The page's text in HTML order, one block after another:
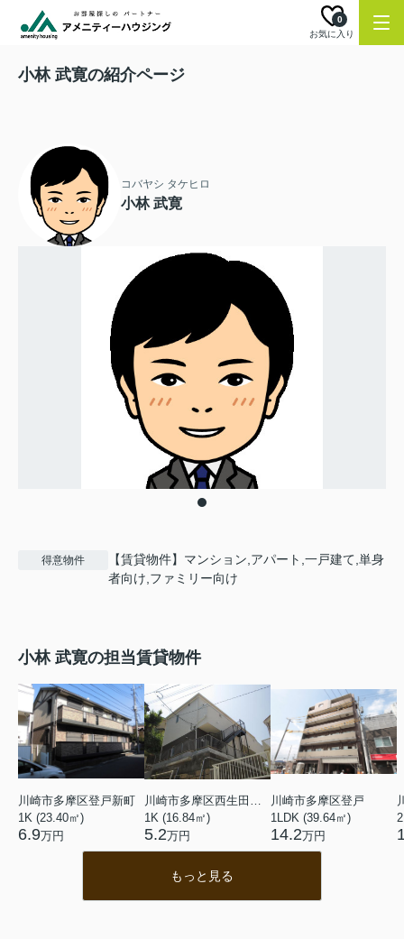
お気に入り
0
小林 武寛の紹介ページ
コバヤシ タケヒロ
小林 武寛
得意物件
【賃貸物件】マンション,アパート,一戸建て,単身
者向け,ファミリー向け
小林 武寛の担当賃貸物件
川崎市多摩区登戸新町
1K (23.40㎡)
6.9万円
1K (16.84㎡)
5.2万円
川崎市多摩区登戸
1LDK (39.64㎡)
14.2万円
もっと見る